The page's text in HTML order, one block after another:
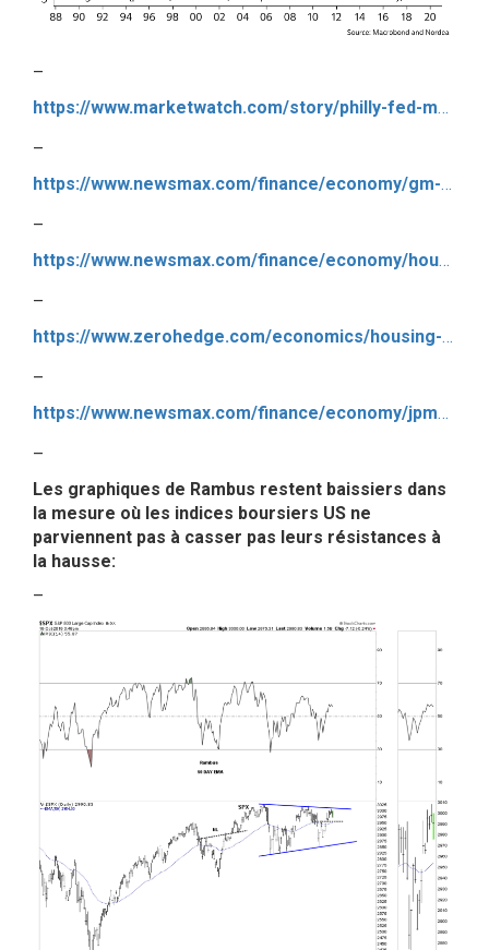
–
https://www.marketwatch.com/story/philly-fed-manufacturing-index-stumbles-in-october-2019-10-17?mod=newsviewer_click
–
https://www.newsmax.com/finance/economy/gm-strike-factory-output/2019/10/17/id/937468/
–
https://www.newsmax.com/finance/economy/housing-starts-economy-building/2019/10/17/id/937464/
–
https://www.zerohedge.com/economics/housing-starts-permits-plunge-september
–
https://www.newsmax.com/finance/economy/jpmorgan-gm-strike-payrolls/2019/10/18/id/937757/
–
Les graphiques de Rambus restent baissiers dans
la mesure où les indices boursiers US ne
parviennent pas à casser pas leurs résistances à
la hausse:
–